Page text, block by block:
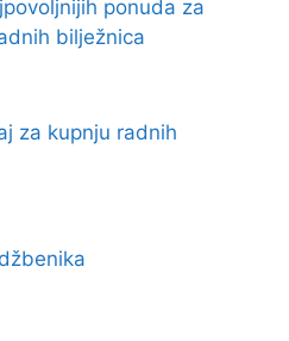
ponuda za
bilježnica
za kupnju radnih